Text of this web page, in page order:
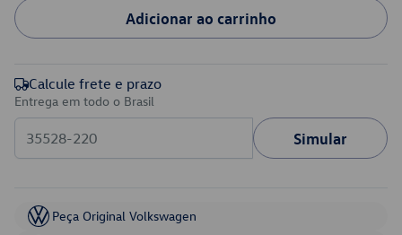
Adicionar ao carrinho
Calcule frete e prazo
Entrega em todo o Brasil
Simular
Peça Original Volkswagen